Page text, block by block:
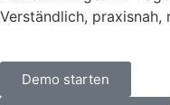
Verständlich, praxisnah,
Demo starten